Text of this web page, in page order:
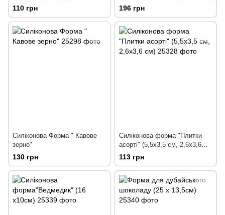
Валентна" (5,5 х 5см)
110 грн 196 грн
Силіконова Форма " Кавове
зерно"
130 грн
Силіконова форма "Плитки
асорті" (5,5х3,5 см, 2,6х3,6
см)
113 грн